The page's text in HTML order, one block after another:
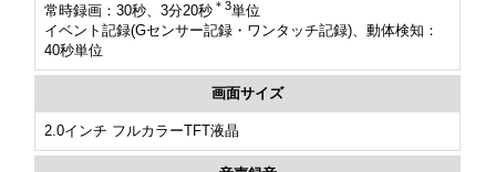
常時録画：30秒、3分20秒 ＊3単位
イベント記録(Gセンサー記録・ワンタッチ記録)、動体検知：
40秒単位
画面サイズ
2.0インチ フルカラーTFT液晶